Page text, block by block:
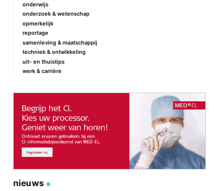
Naam*
E-mail*
onderwijs
onderzoek & wetenschap
opmerkelijk
reportage
samenleving & maatschappij
techniek & ontwikkeling
uit- en thuistips
werk & carrière
nieuws